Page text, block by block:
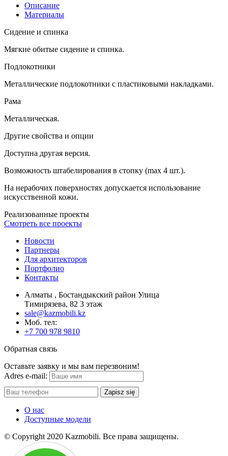
Описание
Материалы
Сидение и спинка
Мягкие обитые сидение и спинка.
Подлокотники
Металлические подлокотники с пластиковыми накладками.
Рама
Металлическая.
Другие свойства и опции
Доступна другая версия.
Возможность штабелирования в стопку (max 4 шт.).
На нерабочих поверхностях допускается использование
искусственной кожи.
Реализованные проекты
Смотреть все проекты
Новости
Партнеры
Для архитекторов
Портфолио
Контакты
Алматы , Бостандыкский район Улица
Тимирязева, 82 3 этаж
sale@kazmobili.kz
Moб. тел:
+7 700 978 9810
Обратная связь
Оставьте заявку и мы вам перезвоним!
Adres e-mail:
Zapisz się
О нас
Доступные модели
© Copyright 2020 Kazmobili. Все права защищены.